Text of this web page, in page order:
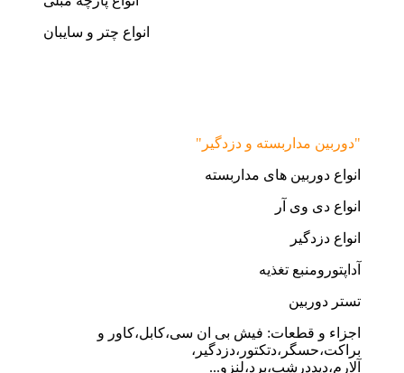
انواع چتر و سایبان
"دوربین مداربسته و دزدگیر"
انواع دوربین های مداربسته
انواع دی وی آر
انواع دزدگیر
آداپتورومنبع تغذیه
تستر دوربین
اجزاء و قطعات: فیش بی ان سی،کابل،کاور و
براکت،حسگر،دتکتور،دزدگیر،
آلارم،دیددرشب،برد،لنزو...